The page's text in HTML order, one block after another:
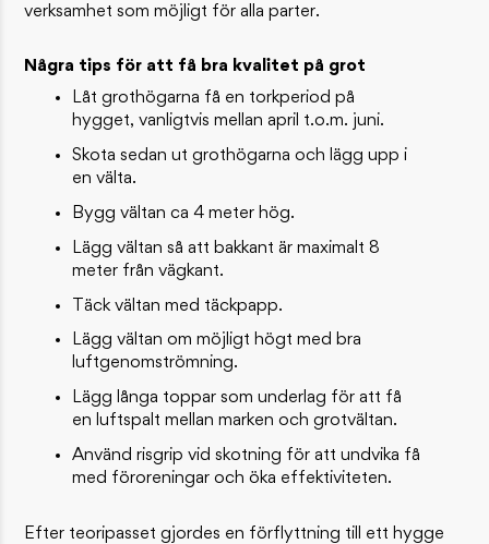
verksamhet som möjligt för alla parter.
Några tips för att få bra kvalitet på grot
Låt grothögarna få en torkperiod på
hygget, vanligtvis mellan april t.o.m. juni.
Skota sedan ut grothögarna och lägg upp i
en välta.
Bygg vältan ca 4 meter hög.
Lägg vältan så att bakkant är maximalt 8
meter från vägkant.
Täck vältan med täckpapp.
Lägg vältan om möjligt högt med bra
luftgenomströmning.
Lägg långa toppar som underlag för att få
en luftspalt mellan marken och grotvältan.
Använd risgrip vid skotning för att undvika få
med föroreningar och öka effektiviteten.
Efter teoripasset gjordes en förflyttning till ett hygge